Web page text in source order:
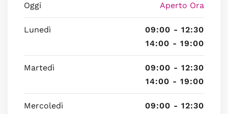
Oggi Aperto Ora
Lunedì
09:00 - 12:30
14:00 - 19:00
Martedì
09:00 - 12:30
14:00 - 19:00
Mercoledì
09:00 - 12:30